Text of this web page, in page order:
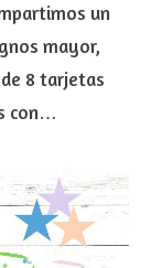
un
mayor,
8 tarjetas
con…